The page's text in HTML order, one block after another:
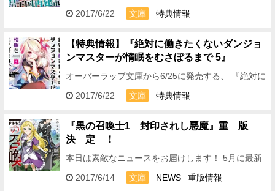
義勇者の王国再建記Ⅳ』の特典情報 をお伝えします
っ！ ★全国の特約店様 B5書き下ろしS…
2017/6/22 文庫 特典情報
【特典情報】『絶対に働きたくないダンジョ
ンマスターが惰眠をむさぼるまで 5』
オーバーラップ文庫から6/25に発売する、 『絶対に
働きたくないダンジョンマスターが惰眠をむさぼる
まで 5』の特典情報 をお伝えしますっ！ ★…
2017/6/22 文庫 特典情報
『黒の召喚士1 封印されし悪魔』重 版
決 定 ！
本日は素敵なニュースをお届けします！ 5月に最新
４巻が発売されました大人気シリーズ、 オーバーラ
ップ文庫『黒の召喚士』より第１巻の 『黒の召喚士
2017/6/14 文庫 NEWS 重版情報